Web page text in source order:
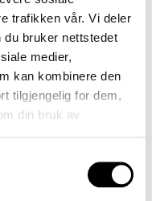
trafikken vår. Vi deler
bruker nettstedet
medier,
kan kombinere den
tilgjengelig for dem,
din bruk av
.
vår fabrikk vil
om deg. Du
kamera.
av GDPR
er
det slik at denne
for å ivareta